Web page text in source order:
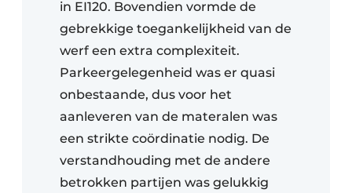
in EI120. Bovendien vormde de
gebrekkige toegankelijkheid van de
werf een extra complexiteit.
Parkeergelegenheid was er quasi
onbestaande, dus voor het
aanleveren van de materalen was
een strikte coördinatie nodig. De
verstandhouding met de andere
betrokken partijen was gelukkig